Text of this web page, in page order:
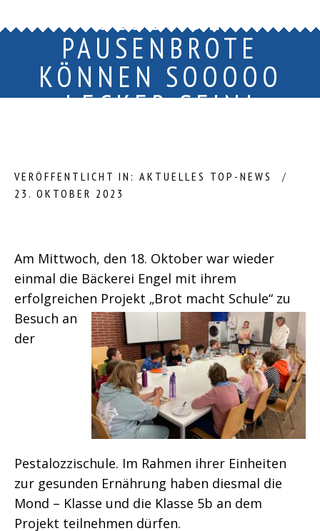
GESUNDE
PAUSENBROTE
KÖNNEN SOOOOO
LECKER SEIN!
VERÖFFENTLICHT IN: AKTUELLES TOP-NEWS
23. OKTOBER 2023
Am Mittwoch, den 18. Oktober war wieder
einmal die Bäckerei Engel mit ihrem
erfolgreichen Projekt „Brot macht Schule“ zu
Besuch an
der
Pestalozzischule. Im Rahmen ihrer Einheiten
zur gesunden Ernährung haben diesmal die
Mond – Klasse und die Klasse 5b an dem
Projekt teilnehmen dürfen.